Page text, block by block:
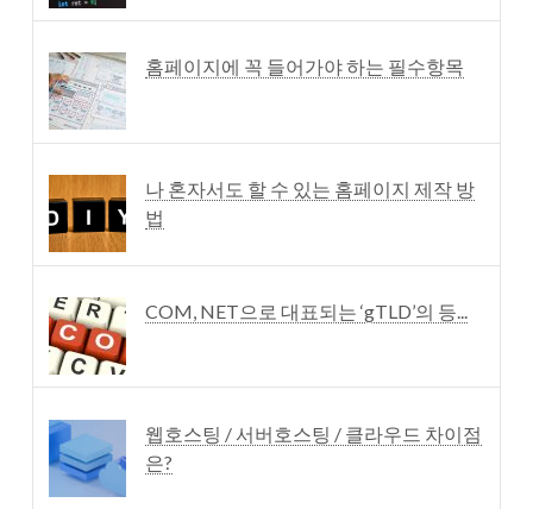
홈페이지에 꼭 들어가야 하는 필수항목
나 혼자서도 할 수 있는 홈페이지 제작 방
법
COM, NET으로 대표되는 ‘gTLD’의 등...
웹호스팅 / 서버호스팅 / 클라우드 차이점
은?